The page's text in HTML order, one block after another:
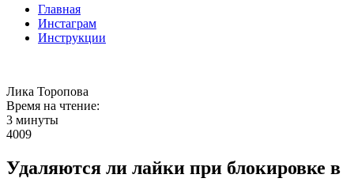
Главная
Инстаграм
Инструкции
Лика Торопова
Время на чтение:
3 минуты
4009
Удаляются ли лайки при блокировке в